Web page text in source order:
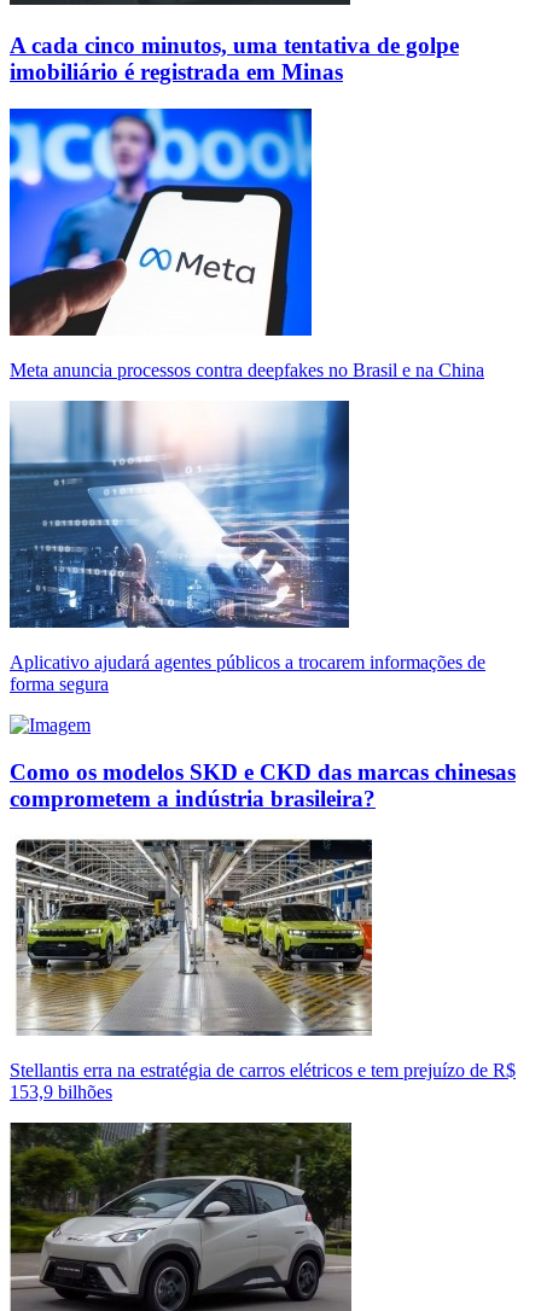
A cada cinco minutos, uma tentativa de golpe
imobiliário é registrada em Minas
Meta anuncia processos contra deepfakes no Brasil e na China
Aplicativo ajudará agentes públicos a trocarem informações de
forma segura
Como os modelos SKD e CKD das marcas chinesas
comprometem a indústria brasileira?
Stellantis erra na estratégia de carros elétricos e tem prejuízo de R$
153,9 bilhões